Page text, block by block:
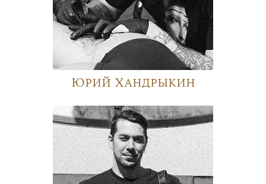
Юрий Хандрыкин